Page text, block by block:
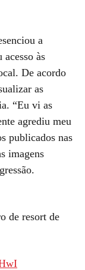
a
às
De acordo
as
“Eu vi as
agrediu meu
publicados nas
imagens
de resort de